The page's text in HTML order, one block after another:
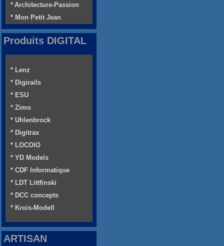
* Architecture-Passion
* Mon Petit Jean
Produits DIGITAL
* Lenz
* Digirails
* ESU
* Zimo
* Uhlenbrock
* Digitrax
* LOCOIO
* YD Models
* CDF Informatique
* LDT Littfinski
* DCC concepts
* Krois-Modell
ARTISAN